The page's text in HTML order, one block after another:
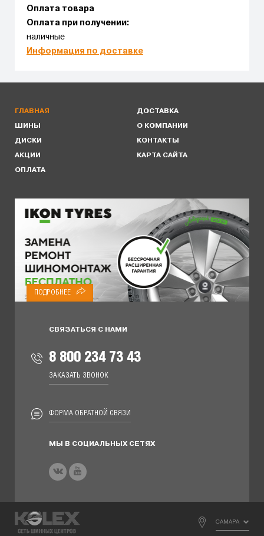
Оплата товара
Оплата при получении:
наличные
Информация по доставке
ГЛАВНАЯ
ШИНЫ
ДИСКИ
АКЦИИ
ОПЛАТА
ДОСТАВКА
О КОМПАНИИ
КОНТАКТЫ
КАРТА САЙТА
ПОДРОБНЕЕ
СВЯЗАТЬСЯ С НАМИ
8 800 234 73 43
ЗАКАЗАТЬ ЗВОНОК
ФОРМА ОБРАТНОЙ СВЯЗИ
МЫ В СОЦИАЛЬНЫХ СЕТЯХ
САМАРА